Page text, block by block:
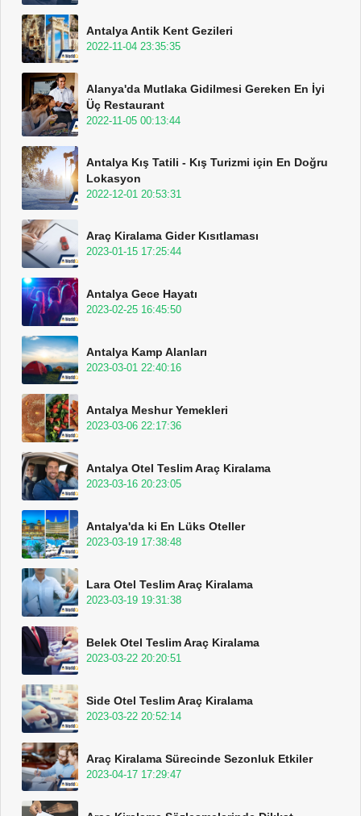
Antalya Antik Kent Gezileri
2022-11-04 23:35:35
Alanya'da Mutlaka Gidilmesi Gereken En İyi
Üç Restaurant
2022-11-05 00:13:44
Antalya Kış Tatili - Kış Turizmi için En Doğru
Lokasyon
2022-12-01 20:53:31
Araç Kiralama Gider Kısıtlaması
2023-01-15 17:25:44
Antalya Gece Hayatı
2023-02-25 16:45:50
Antalya Kamp Alanları
2023-03-01 22:40:16
Antalya Meshur Yemekleri
2023-03-06 22:17:36
Antalya Otel Teslim Araç Kiralama
2023-03-16 20:23:05
Antalya'da ki En Lüks Oteller
2023-03-19 17:38:48
Lara Otel Teslim Araç Kiralama
2023-03-19 19:31:38
Belek Otel Teslim Araç Kiralama
2023-03-22 20:20:51
Side Otel Teslim Araç Kiralama
2023-03-22 20:52:14
Araç Kiralama Sürecinde Sezonluk Etkiler
2023-04-17 17:29:47